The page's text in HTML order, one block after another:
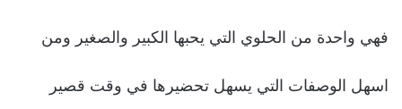
فهي واحدة من الحلوي التي يحبها الكبير والصغير ومن
اسهل الوصفات التي يسهل تحضيرها في وقت قصير